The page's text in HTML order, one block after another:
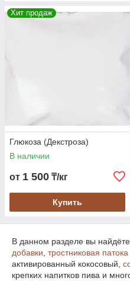
Хит продаж
Глюкоза (Декстроза)
В наличии
от 1 500 ₸/кг
Купить
В данном разделе вы
добавки тростниковая
активированный кокосовый,
крепких напитков пива и